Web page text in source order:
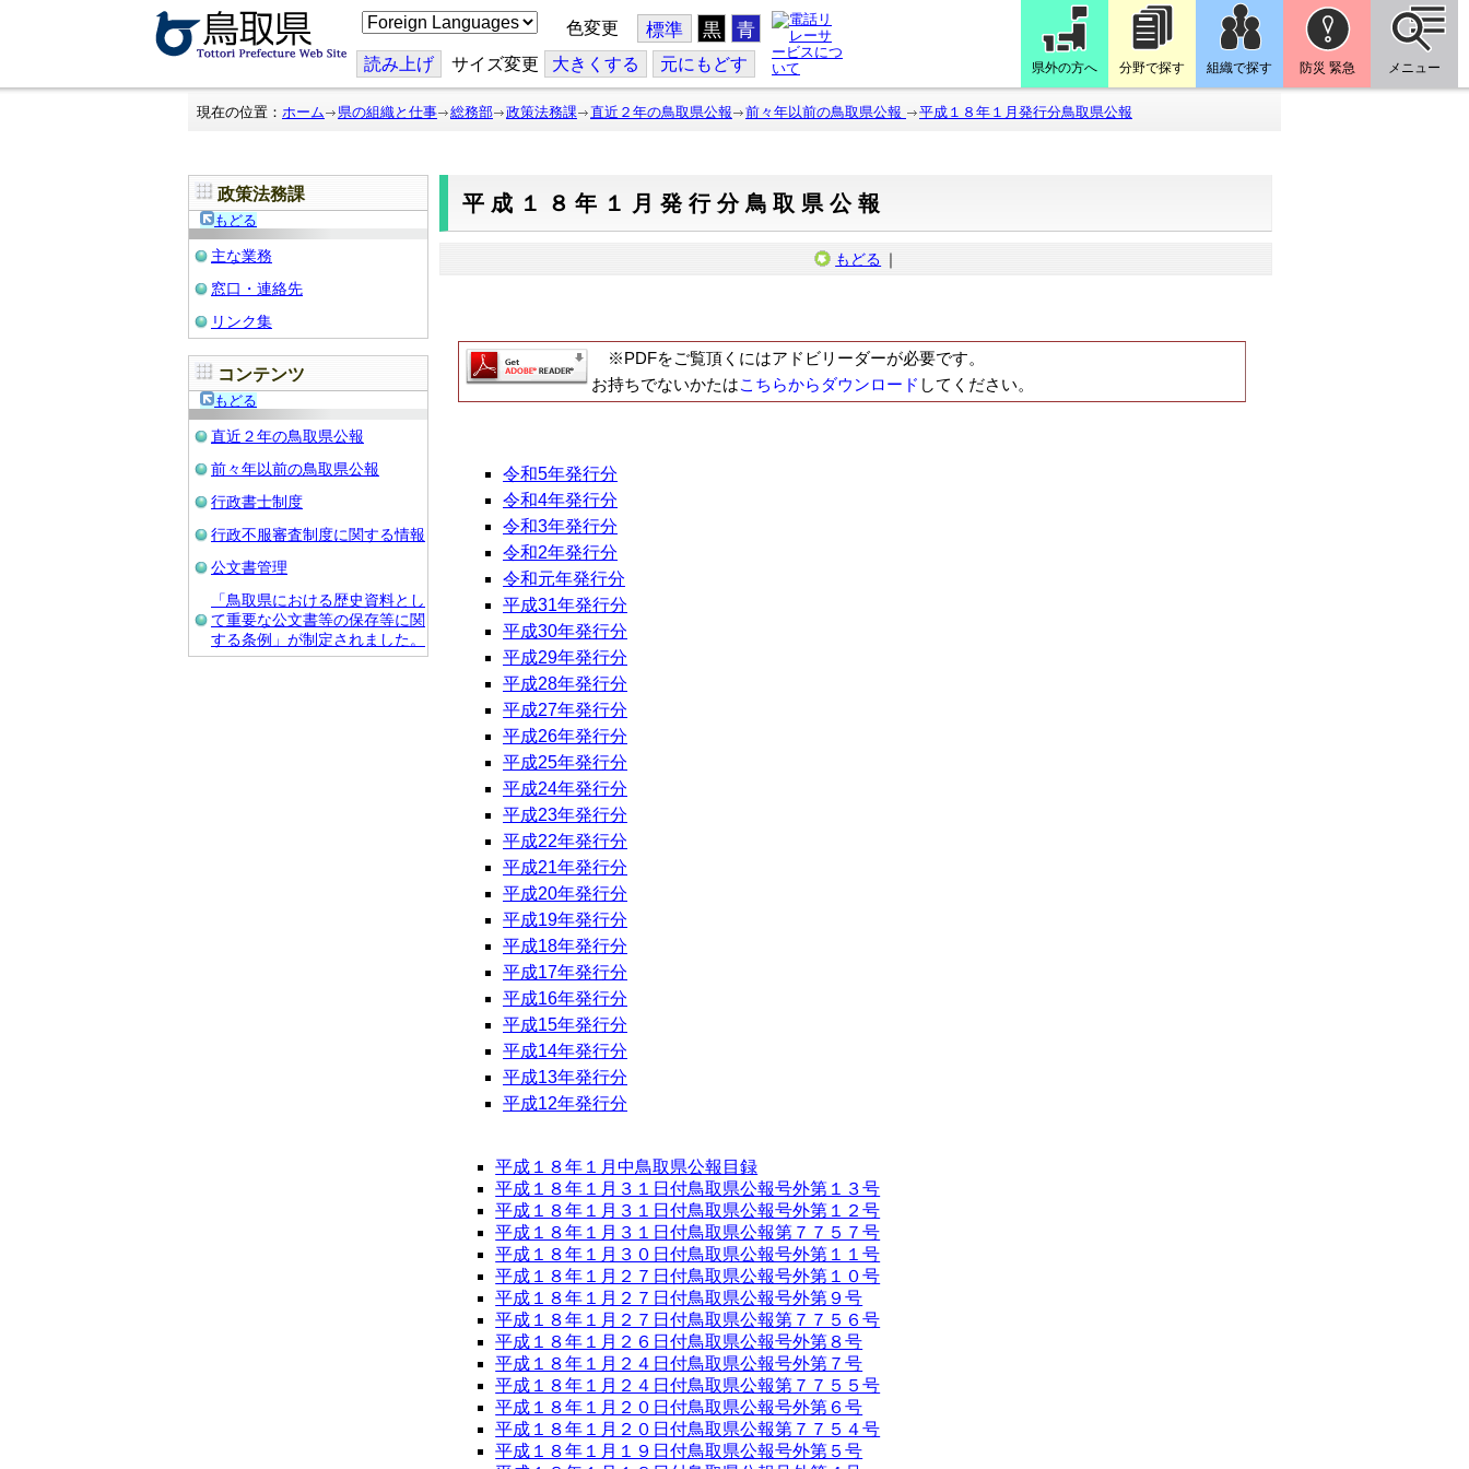
こ
の
ジ
を
翻
色変更 標準 黒 青
読み上げ サイズ変更 大きくする 元にもどす 県外の方へ 分野で探す 組織で探す 防災 緊急 メニュー
現在の位置： ホーム 県の組織と仕事 総務部 政策法務課 直近２年の鳥取県公報 前々年以前の鳥取県公報 平成１８年１月発行分鳥取県公報
政策法務課
もどる
主な業務
窓口・連絡先
リンク集
コンテンツ
もどる
直近２年の鳥取県公報
前々年以前の鳥取県公報
行政書士制度
行政不服審査制度に関する情報
公文書管理
「鳥取県における歴史資料とし
て重要な公文書等の保存等に関
する条例」が制定されました。
平成１８年１月発行分鳥取県公報
もどる ｜
※PDFをご覧頂くにはアドビリーダーが必要です。
お持ちでないかたはこちらからダウンロード してください。
令和5年発行分
令和4年発行分
令和3年発行分
令和2年発行分
令和元年発行分
平成31年発行分
平成30年発行分
平成29年発行分
平成28年発行分
平成27年発行分
平成26年発行分
平成25年発行分
平成24年発行分
平成23年発行分
平成22年発行分
平成21年発行分
平成20年発行分
平成19年発行分
平成18年発行分
平成17年発行分
平成16年発行分
平成15年発行分
平成14年発行分
平成13年発行分
平成12年発行分
平成１８年１月中鳥取県公報目録
平成１８年１月３１日付鳥取県公報号外第１３号
平成１８年１月３１日付鳥取県公報号外第１２号
平成１８年１月３１日付鳥取県公報第７７５７号
平成１８年１月３０日付鳥取県公報号外第１１号
平成１８年１月２７日付鳥取県公報号外第１０号
平成１８年１月２７日付鳥取県公報号外第９号
平成１８年１月２７日付鳥取県公報第７７５６号
平成１８年１月２６日付鳥取県公報号外第８号
平成１８年１月２４日付鳥取県公報号外第７号
平成１８年１月２４日付鳥取県公報第７７５５号
平成１８年１月２０日付鳥取県公報号外第６号
平成１８年１月２０日付鳥取県公報第７７５４号
平成１８年１月１９日付鳥取県公報号外第５号